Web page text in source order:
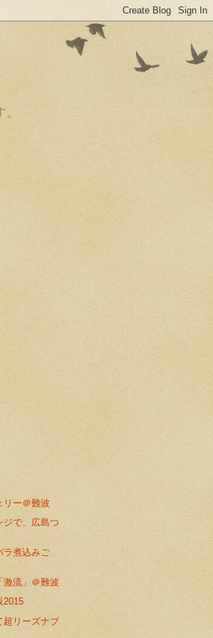
リー＠難波
ジで、広島つ
ラ煮込みご
激流」＠難波
2015
超リーズナブ